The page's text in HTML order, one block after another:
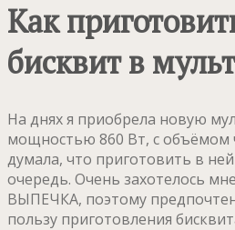
Как
бисквит в
На днях я приобрела новую
мощностью 860 Вт, с объёмом
думала, что приготовить в
очередь. Очень захотелось
ВЫПЕЧКА, поэтому
пользу приготовления